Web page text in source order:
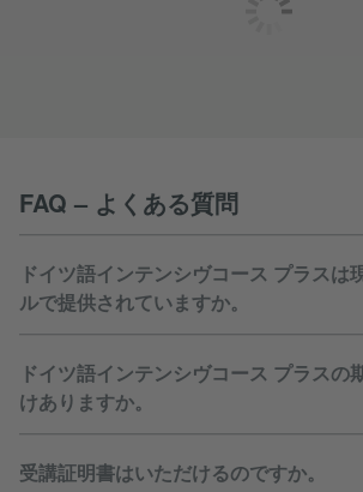
FAQ – よくある質問
ドイツ語インテンシヴコース プラスは
ルで提供されていますか。
ドイツ語インテンシヴコース プラスの
けありますか。
受講証明書はいただけるのですか。